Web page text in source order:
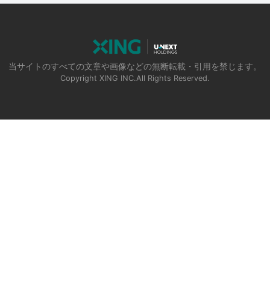
当サイトのすべての文章や画像などの無断転載・引用を禁じます。
Copyright XING INC.All Rights Reserved.